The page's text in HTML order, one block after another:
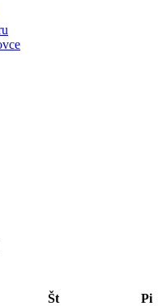
Št Pi